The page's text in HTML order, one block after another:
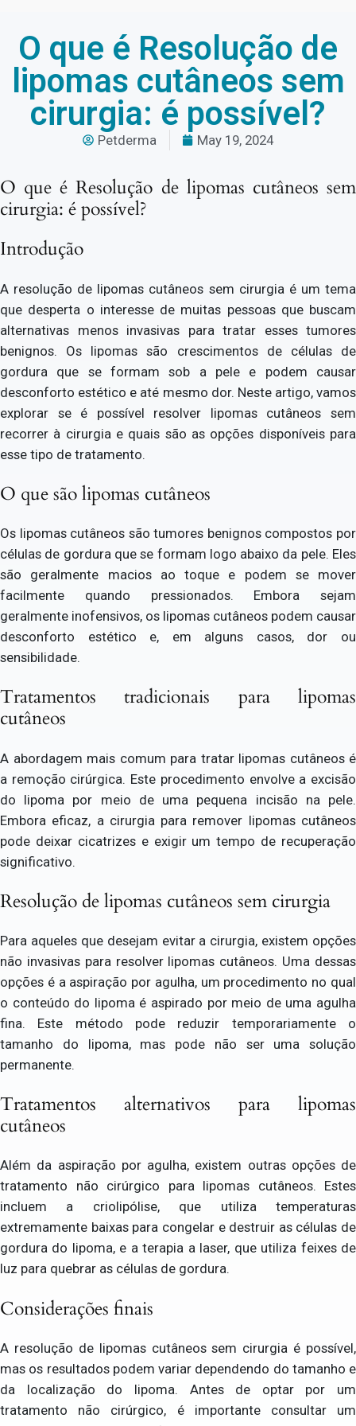
O que é Resolução de
lipomas cutâneos sem
cirurgia: é possível?
Petderma May 19, 2024
O que é Resolução de lipomas cutâneos sem
cirurgia: é possível?
Introdução
A resolução de lipomas cutâneos sem cirurgia é um tema
que desperta o interesse de muitas pessoas que buscam
alternativas menos invasivas para tratar esses tumores
benignos. Os lipomas são crescimentos de células de
gordura que se formam sob a pele e podem causar
desconforto estético e até mesmo dor. Neste artigo, vamos
explorar se é possível resolver lipomas cutâneos sem
recorrer à cirurgia e quais são as opções disponíveis para
esse tipo de tratamento.
O que são lipomas cutâneos
Os lipomas cutâneos são tumores benignos compostos por
células de gordura que se formam logo abaixo da pele. Eles
são geralmente macios ao toque e podem se mover
facilmente quando pressionados. Embora sejam
geralmente inofensivos, os lipomas cutâneos podem causar
desconforto estético e, em alguns casos, dor ou
sensibilidade.
Tratamentos tradicionais para lipomas
cutâneos
A abordagem mais comum para tratar lipomas cutâneos é
a remoção cirúrgica. Este procedimento envolve a excisão
do lipoma por meio de uma pequena incisão na pele.
Embora eficaz, a cirurgia para remover lipomas cutâneos
pode deixar cicatrizes e exigir um tempo de recuperação
significativo.
Resolução de lipomas cutâneos sem cirurgia
Para aqueles que desejam evitar a cirurgia, existem opções
não invasivas para resolver lipomas cutâneos. Uma dessas
opções é a aspiração por agulha, um procedimento no qual
o conteúdo do lipoma é aspirado por meio de uma agulha
fina. Este método pode reduzir temporariamente o
tamanho do lipoma, mas pode não ser uma solução
permanente.
Tratamentos alternativos para lipomas
cutâneos
Além da aspiração por agulha, existem outras opções de
tratamento não cirúrgico para lipomas cutâneos. Estes
incluem a criolipólise, que utiliza temperaturas
extremamente baixas para congelar e destruir as células de
gordura do lipoma, e a terapia a laser, que utiliza feixes de
luz para quebrar as células de gordura.
Considerações finais
A resolução de lipomas cutâneos sem cirurgia é possível,
mas os resultados podem variar dependendo do tamanho e
da localização do lipoma. Antes de optar por um
tratamento não cirúrgico, é importante consultar um